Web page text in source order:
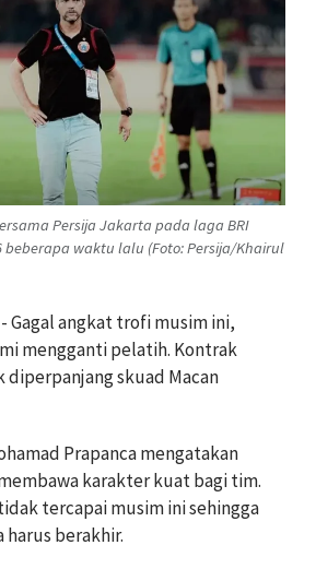
Persija Jakarta pada laga BRI
beberapa waktu lalu (Foto: Persija/Khairul
- Gagal angkat trofi musim ini,
mengganti pelatih. Kontrak
diperpanjang skuad Macan
Prapanca mengatakan
karakter kuat bagi tim.
tercapai musim ini sehingga
harus berakhir.